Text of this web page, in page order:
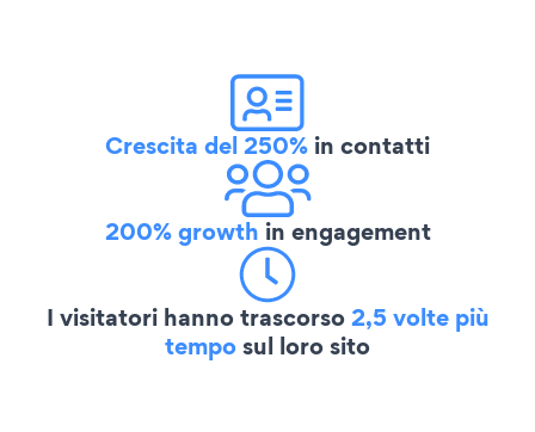
Crescita del 250% in contatti
200% growth in engagement
I visitatori hanno trascorso2,5 volte più
temposul loro sito